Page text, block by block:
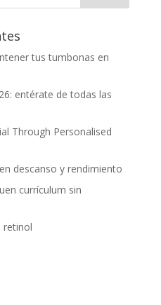
tus tumbonas en
entérate de todas las
Through Personalised
descanso y rendimiento
currículum sin
retinol